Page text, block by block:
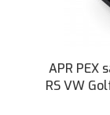
APR PEX
RS VW